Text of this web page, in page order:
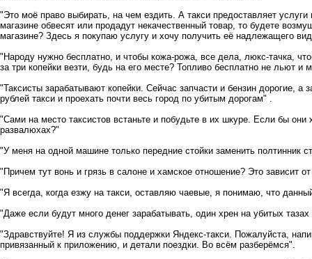
"Это моё право выбирать, на чем ездить. А такси предоставляет
магазине обвесят или продадут некачественный товар, то будете
магазине? Здесь я покупаю услугу и хочу получить её надлежащего
"Народу нужно бесплатно, и чтобы кожа-рожа, все дела, люкс-тачка,
за три копейки везти, будь на его месте? Топливо бесплатно не льют
"Таксисты зарабатывают копейки. Сейчас запчасти и бензин дорогие, а
рублей такси и проехать почти весь город по убитым дорогам" .
"Сами на место таксистов встаньте и побудьте в их шкуре. Если бы
развалюхах?"
"У меня на одной машине только передние стойки заменить полтинник
"Причем тут вонь и грязь в салоне и хамское отношение? Это зависит
"Я всегда, когда езжу на такси, оставляю чаевые, я понимаю, что
"Даже если будут много денег зарабатывать, один хрен на убитых
"Здравствуйте! Я из службы поддержки Яндекс-такси. Пожалуйста,
привязанный к приложению, и детали поездки. Во всём разберёмся".